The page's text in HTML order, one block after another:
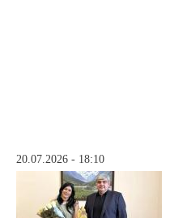
20.07.2026 - 18:10